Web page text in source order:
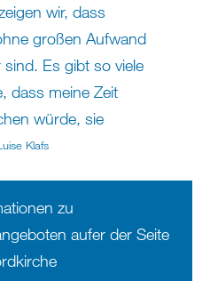
wir, dass
großen Aufwand
Es gibt so viele
dass meine Zeit
würde, sie
Klafs
zu
aufer der Seite